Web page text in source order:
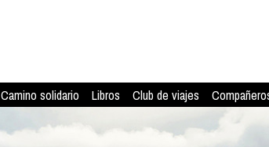
Camino solidario Libros Club de viajes